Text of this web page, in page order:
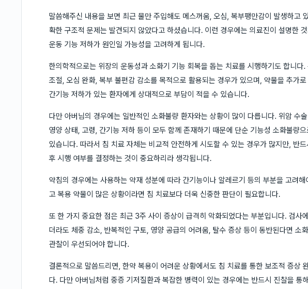
말씀해주신 내용을 보면 최근 물만 주입해도 메스꺼움, 오심, 복부팽만감이 발생하고
확한 구조적 문제는 발견되지 않았다고 하셨습니다. 이런 경우에는 의료진이 설명한
운동 기능 저하가 원인일 가능성을 고려하게 됩니다.
한의학적으로는 위장의 운동성과 소화기 기능 회복을 돕는 치료를 시행하기도 합니다
조절, 오심 완화, 복부 불편감 감소를 목적으로 활용되는 경우가 있으며, 약물을 추가
간기능 저하가 있는 환자에게 상대적으로 부담이 적을 수 있습니다.
다만 아버님의 경우에는 일반적인 소화불량 환자와는 상황이 많이 다릅니다. 위암 수
영양 상태, 고령, 간기능 저하 등이 모두 함께 존재하기 때문에 단순 기능성 소화불량으
있습니다. 따라서 침 치료 자체는 비교적 안전하게 시도할 수 있는 경우가 많지만, 반
후 시행 여부를 결정하는 것이 중요하리라 생각됩니다.
약침의 경우에는 사용하는 약재 성분에 따라 간기능이나 알레르기 등의 부분을 고려
고 복용 약물이 많은 상황이라면 침 치료보다 더욱 신중한 판단이 필요합니다.
또 한 가지 중요한 점은 최근 3주 사이 증상이 급격히 악화되었다는 부분입니다. 검사
더라도 체중 감소, 반복적인 구토, 영양 공급의 어려움, 탈수 증상 등이 동반된다면 소
관찰이 우선되어야 합니다.
결론적으로 말씀드리면, 한약 복용이 어려운 상황에서도 침 치료를 통한 보조적 증상
다. 다만 아버님처럼 중증 기저질환과 복잡한 병력이 있는 경우에는 반드시 진찰을 통